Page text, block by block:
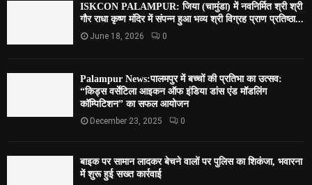
ISKCON PALAMPUR: जिया (चामुंडा) में नवनिर्मित श्री श्री
गौर राधा कृष्ण मंदिर में संपन्न हुआ भव्य श्री विग्रह प्राण प्रतिष्ठा...
June 18, 2026 0
Palampur News:पालमपुर में बच्चों की प्रतिभा का उत्सव:
“किड्स वर्सेटिला आइकन ऑफ इंडिया डांस एंड मॉडलिंग
कॉम्पिटिशन” का सफल आयोजन
December 23, 2025 0
बाइक पर सामान लादकर बेचने वालों पर पुलिस का शिकंजा, भवारना
में शुरू हुई सख्त कार्रवाई